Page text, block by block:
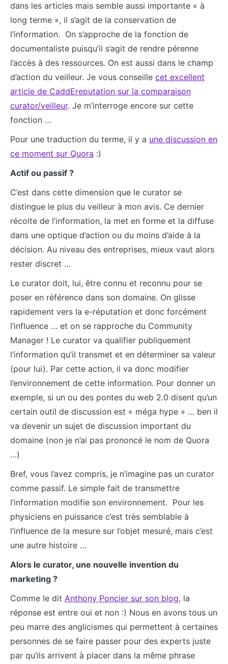
dans les articles mais semble aussi importante « à
long terme », il s’agit de la conservation de
l’information. On s’approche de la fonction de
documentaliste puisqu’il s’agit de rendre pérenne
l’accès à des ressources. On est aussi dans le champ
d’action du veilleur. Je vous conseille cet excellent
article de CaddEreputation sur la comparaison
curator/veilleur. Je m’interroge encore sur cette
fonction …
Pour une traduction du terme, il y a une discussion en
ce moment sur Quora :)
Actif ou passif ?
C’est dans cette dimension que le curator se
distingue le plus du veilleur à mon avis. Ce dernier
récolte de l’information, la met en forme et la diffuse
dans une optique d’action ou du moins d’aide à la
décision. Au niveau des entreprises, mieux vaut alors
rester discret …
Le curator doit, lui, être connu et reconnu pour se
poser en référence dans son domaine. On glisse
rapidement vers la e-réputation et donc forcément
l’influence … et on se rapproche du Community
Manager ! Le curator va qualifier publiquement
l’information qu’il transmet et en déterminer sa valeur
(pour lui). Par cette action, il va donc modifier
l’environnement de cette information. Pour donner un
exemple, si un ou des pontes du web 2.0 disent qu’un
certain outil de discussion est « méga hype » … ben il
va devenir un sujet de discussion important du
domaine (non je n’ai pas prononcé le nom de Quora
…)
Bref, vous l’avez compris, je n’imagine pas un curator
comme passif. Le simple fait de transmettre
l’information modifie son environnement. Pour les
physiciens en puissance c’est très semblable à
l’influence de la mesure sur l’objet mesuré, mais c’est
une autre histoire …
Alors le curator, une nouvelle invention du
marketing ?
Comme le dit Anthony Poncier sur son blog, la
réponse est entre oui et non :) Nous en avons tous un
peu marre des anglicismes qui permettent à certaines
personnes de se faire passer pour des experts juste
par qu’ils arrivent à placer dans la même phrase